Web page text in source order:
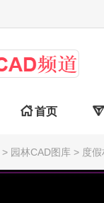
首页 
> 园林CAD图库 > 度